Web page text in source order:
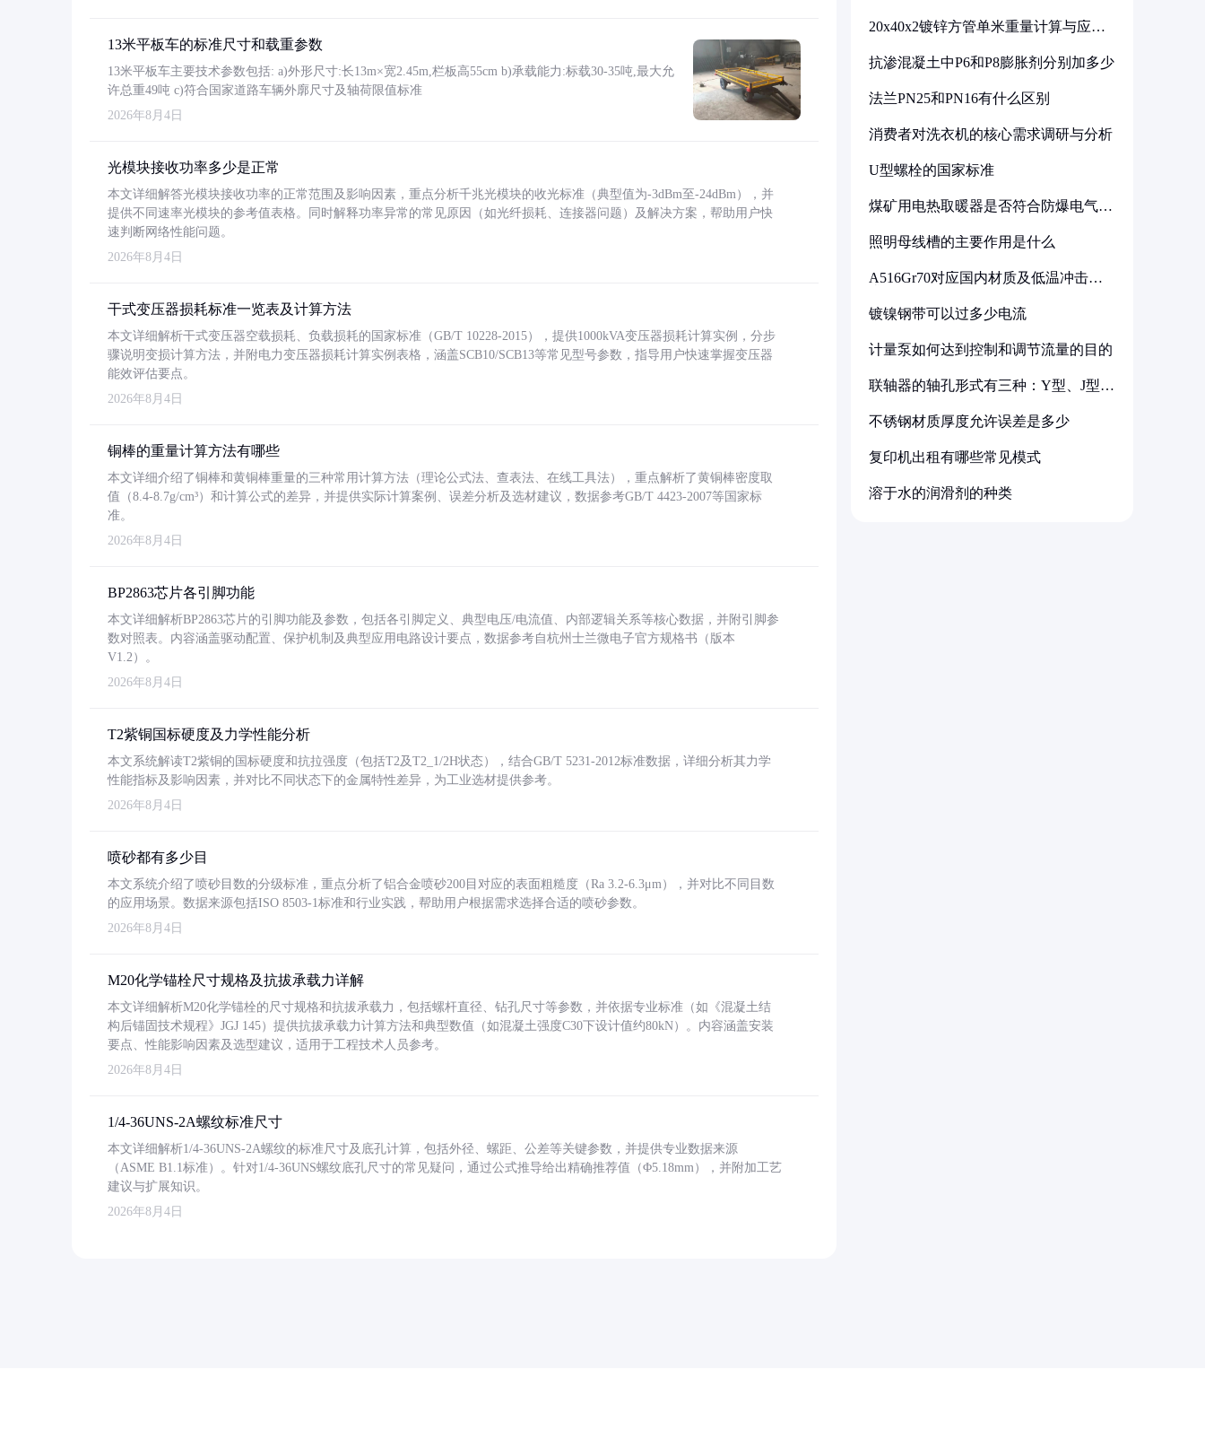
13米平板车的标准尺寸和载重参数
13米平板车主要技术参数包括: a)外形尺寸:长13m×宽2.45m,栏板高55cm b)承载能力:标载30-35吨,最大允
许总重49吨 c)符合国家道路车辆外廓尺寸及轴荷限值标准
2026年8月4日
光模块接收功率多少是正常
本文详细解答光模块接收功率的正常范围及影响因素，重点分析千兆光模块的收光标准（典型值为-3dBm至-24dBm），并
提供不同速率光模块的参考值表格。同时解释功率异常的常见原因（如光纤损耗、连接器问题）及解决方案，帮助用户快
速判断网络性能问题。
2026年8月4日
干式变压器损耗标准一览表及计算方法
本文详细解析干式变压器空载损耗、负载损耗的国家标准（GB/T 10228-2015），提供1000kVA变压器损耗计算实例，分步
骤说明变损计算方法，并附电力变压器损耗计算实例表格，涵盖SCB10/SCB13等常见型号参数，指导用户快速掌握变压器
能效评估要点。
2026年8月4日
铜棒的重量计算方法有哪些
本文详细介绍了铜棒和黄铜棒重量的三种常用计算方法（理论公式法、查表法、在线工具法），重点解析了黄铜棒密度取
值（8.4-8.7g/cm³）和计算公式的差异，并提供实际计算案例、误差分析及选材建议，数据参考GB/T 4423-2007等国家标
准。
2026年8月4日
BP2863芯片各引脚功能
本文详细解析BP2863芯片的引脚功能及参数，包括各引脚定义、典型电压/电流值、内部逻辑关系等核心数据，并附引脚参
数对照表。内容涵盖驱动配置、保护机制及典型应用电路设计要点，数据参考自杭州士兰微电子官方规格书（版本
V1.2）。
2026年8月4日
T2紫铜国标硬度及力学性能分析
本文系统解读T2紫铜的国标硬度和抗拉强度（包括T2及T2_1/2H状态），结合GB/T 5231-2012标准数据，详细分析其力学
性能指标及影响因素，并对比不同状态下的金属特性差异，为工业选材提供参考。
2026年8月4日
喷砂都有多少目
本文系统介绍了喷砂目数的分级标准，重点分析了铝合金喷砂200目对应的表面粗糙度（Ra 3.2-6.3μm），并对比不同目数
的应用场景。数据来源包括ISO 8503-1标准和行业实践，帮助用户根据需求选择合适的喷砂参数。
2026年8月4日
M20化学锚栓尺寸规格及抗拔承载力详解
本文详细解析M20化学锚栓的尺寸规格和抗拔承载力，包括螺杆直径、钻孔尺寸等参数，并依据专业标准（如《混凝土结
构后锚固技术规程》JGJ 145）提供抗拔承载力计算方法和典型数值（如混凝土强度C30下设计值约80kN）。内容涵盖安装
要点、性能影响因素及选型建议，适用于工程技术人员参考。
2026年8月4日
1/4-36UNS-2A螺纹标准尺寸
本文详细解析1/4-36UNS-2A螺纹的标准尺寸及底孔计算，包括外径、螺距、公差等关键参数，并提供专业数据来源
（ASME B1.1标准）。针对1/4-36UNS螺纹底孔尺寸的常见疑问，通过公式推导给出精确推荐值（Φ5.18mm），并附加工艺
建议与扩展知识。
2026年8月4日
20x40x2镀锌方管单米重量计算与应用
抗渗混凝土中P6和P8膨胀剂分别加多少
法兰PN25和PN16有什么区别
消费者对洗衣机的核心需求调研与分析
U型螺栓的国家标准
煤矿用电热取暖器是否符合防爆电气设
照明母线槽的主要作用是什么
A516Gr70对应国内材质及低温冲击要
镀镍钢带可以过多少电流
计量泵如何达到控制和调节流量的目的
联轴器的轴孔形式有三种：Y型、J型、
不锈钢材质厚度允许误差是多少
复印机出租有哪些常见模式
溶于水的润滑剂的种类